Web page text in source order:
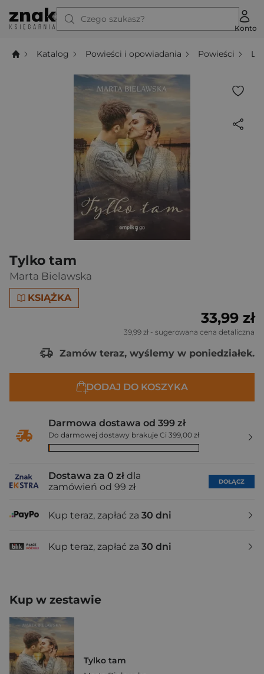
Czego szukasz?
Konto
Katalog Powieści i opowiadania Powieści
Tylko tam
Marta Bielawska
KSIĄŻKA
33,99 zł
39,99 zł - sugerowana cena detaliczna
Zamów teraz, wyślemy w poniedziałek.
DODAJ DO KOSZYKA
Darmowa dostawa od 399 zł
Do darmowej dostawy brakuje Ci 399,00 zł
Dostawa za 0 zł dla
zamówień od 99 zł
DOŁĄCZ
Kup teraz, zapłać za 30 dni
Kup teraz, zapłać za 30 dni
Kup w zestawie
Tylko tam